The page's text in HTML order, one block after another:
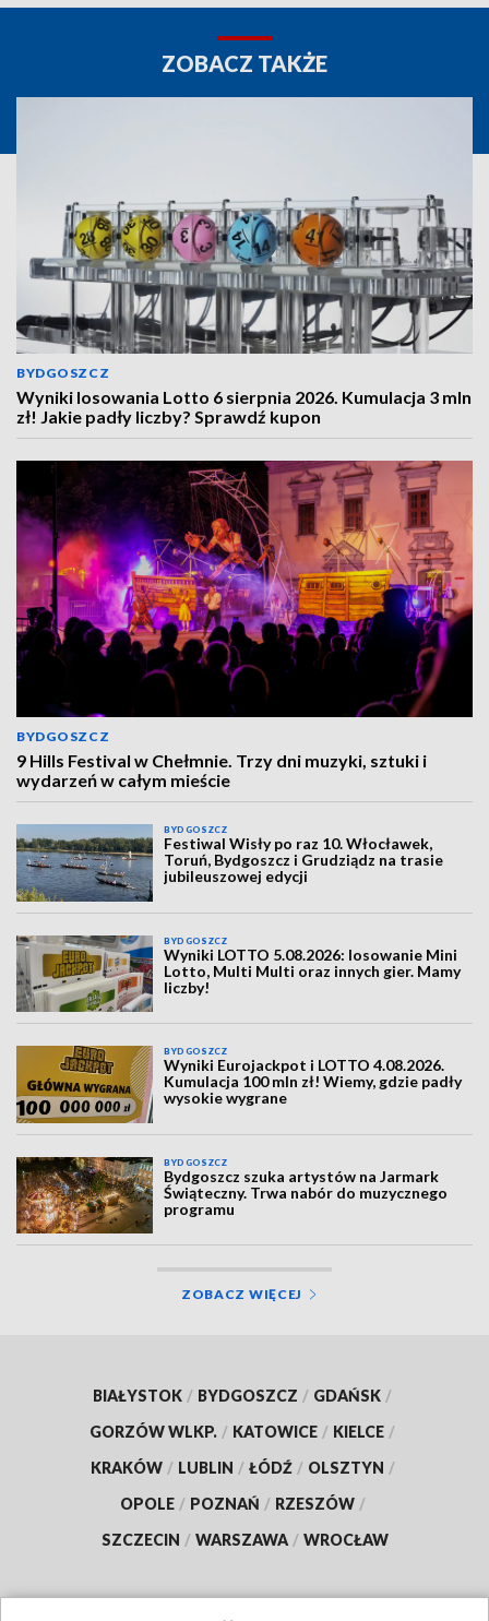
ZOBACZ TAKŻE
BYDGOSZCZ
Wyniki losowania Lotto 6 sierpnia 2026. Kumulacja 3 mln
zł! Jakie padły liczby? Sprawdź kupon
BYDGOSZCZ
9 Hills Festival w Chełmnie. Trzy dni muzyki, sztuki i
wydarzeń w całym mieście
BYDGOSZCZ
Festiwal Wisły po raz 10. Włocławek,
Toruń, Bydgoszcz i Grudziądz na trasie
jubileuszowej edycji
BYDGOSZCZ
Wyniki LOTTO 5.08.2026: losowanie Mini
Lotto, Multi Multi oraz innych gier. Mamy
liczby!
BYDGOSZCZ
Wyniki Eurojackpot i LOTTO 4.08.2026.
Kumulacja 100 mln zł! Wiemy, gdzie padły
wysokie wygrane
BYDGOSZCZ
Bydgoszcz szuka artystów na Jarmark
Świąteczny. Trwa nabór do muzycznego
programu
ZOBACZ WIĘCEJ
BIAŁYSTOK / BYDGOSZCZ / GDAŃSK /
GORZÓW WLKP. / KATOWICE / KIELCE /
KRAKÓW / LUBLIN / ŁÓDŹ / OLSZTYN /
OPOLE / POZNAŃ / RZESZÓW /
SZCZECIN / WARSZAWA / WROCŁAW